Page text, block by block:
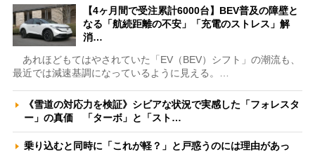
【4ヶ月間で受注累計6000台】BEV普及の障壁と
なる「航続距離の不安」「充電のストレス」解
消…
あれほどもてはやされていた「EV（BEV）シフト」の潮流も、
最近では減速基調になっているように見える。…
《雪道の対応力を検証》シビアな状況で実感した「フォレスタ
ー」の真価 「ターボ」と「スト…
乗り込むと同時に「これが軽？」と戸惑うのには理由があっ